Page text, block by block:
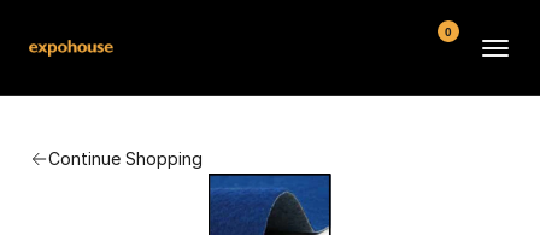
Continue Shopping
FAQ
0